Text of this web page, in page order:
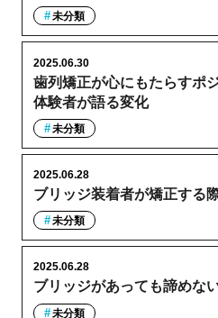
未分類
歯列矯正が心にもたらすポ
体験者が語る変化
2025.06.30
未分類
ブリッジ装着者が矯正する
2025.06.28
未分類
ブリッジがあっても諦めな
2025.06.28
未分類